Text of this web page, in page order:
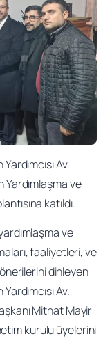
Av.
Yardımlaşma ve
katıldı.
ve
faaliyetleri, ve
dinleyen
Av.
Mithat Mayir
kurulu üyelerini